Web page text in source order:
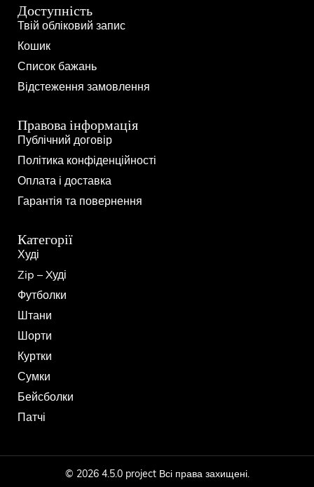
Доступність
Твій обліковий запис
Кошик
Список бажань
Відстеження замовлення
Правова інформація
Публічний договір
Політика конфіденційності
Оплата і доставка
Гарантія та повернення
Категорії
Худі
Zip – Xуді
Футболки
Штани
Шорти
Куртки
Сумки
Бейсболки
Патчі
© 2026 4.5.0 project Всі права захищені.